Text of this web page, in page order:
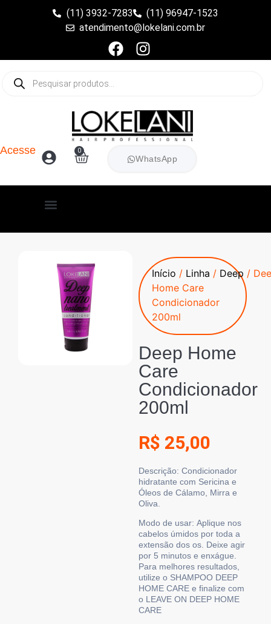
(11) 3932-7283
(11) 96947-1523
atendimento@lokelani.com.br
Acesse 0
WhatsApp
Início / Linha / Deep /
Home Care
Condicionador
200ml
Deep Home
Care
Condicionador
200ml
R$ 25,00
Descrição: Condicionador
hidratante com Sericina e
Óleos de Cálamo, Mirra e
Oliva.
Modo de usar: Aplique nos
cabelos úmidos por toda a
extensão dos os. Deixe agir
por 5 minutos e enxágue.
Para melhores resultados,
utilize o SHAMPOO DEEP
HOME CARE e finalize com
o LEAVE ON DEEP HOME
CARE